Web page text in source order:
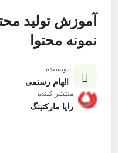
آموزش تولید
نمونه محتوا
نویسنده
الهام رستمی
منتشر کننده
رایا مارکتینگ